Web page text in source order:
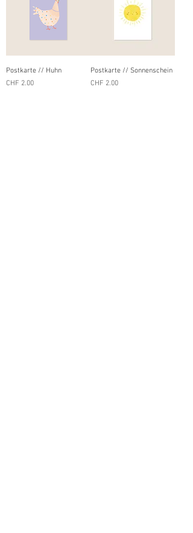
Postkarte // Huhn
Preis
CHF 2.00
Postkarte // Sonnenschein
Preis
CHF 2.00